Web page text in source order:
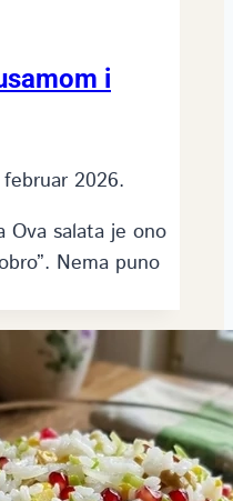
i
februar 2026.
Ova salata je ono
Nema puno